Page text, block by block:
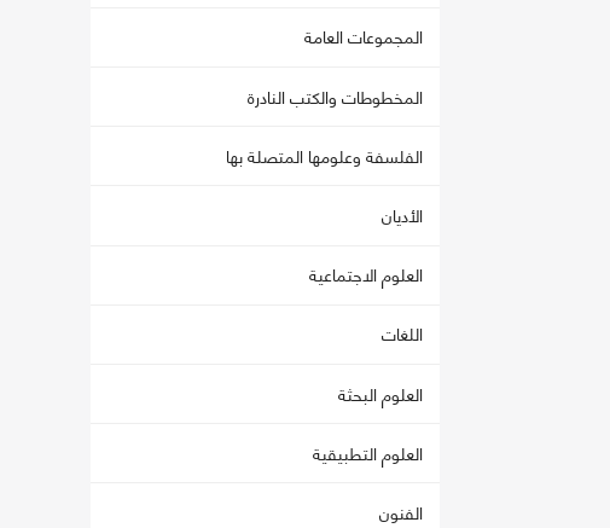
المجموعات العامة
المخطوطات والكتب النادرة
الفلسفة وعلومها المتصلة بها
الأديان
العلوم الاجتماعية
اللغات
العلوم البحثة
العلوم التطبيقية
الفنون